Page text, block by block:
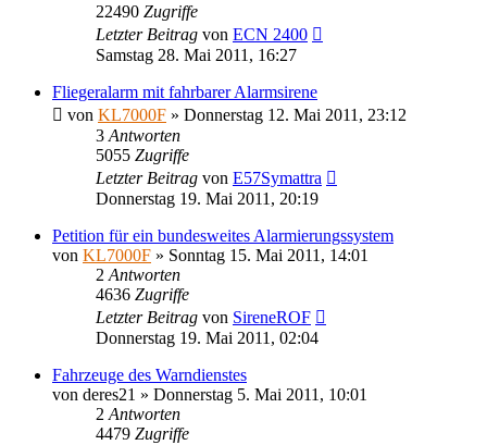
22490 Zugriffe
Letzter Beitrag von ECN 2400
Samstag 28. Mai 2011, 16:27
Fliegeralarm mit fahrbarer Alarmsirene
von KL7000F » Donnerstag 12. Mai 2011, 23:12
3 Antworten
5055 Zugriffe
Letzter Beitrag von E57Symattra
Donnerstag 19. Mai 2011, 20:19
Petition für ein bundesweites Alarmierungssystem
von KL7000F » Sonntag 15. Mai 2011, 14:01
2 Antworten
4636 Zugriffe
Letzter Beitrag von SireneROF
Donnerstag 19. Mai 2011, 02:04
Fahrzeuge des Warndienstes
von deres21 » Donnerstag 5. Mai 2011, 10:01
2 Antworten
4479 Zugriffe